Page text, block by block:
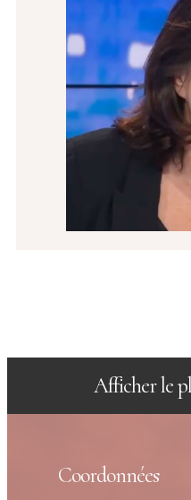
Afficher le
Coordonnées